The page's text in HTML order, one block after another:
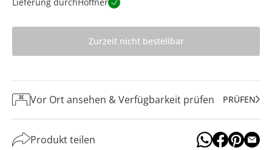
Zurzeit nicht bestellbar
Vor Ort ansehen & Verfügbarkeit prüfen PRÜFEN
Produkt teilen